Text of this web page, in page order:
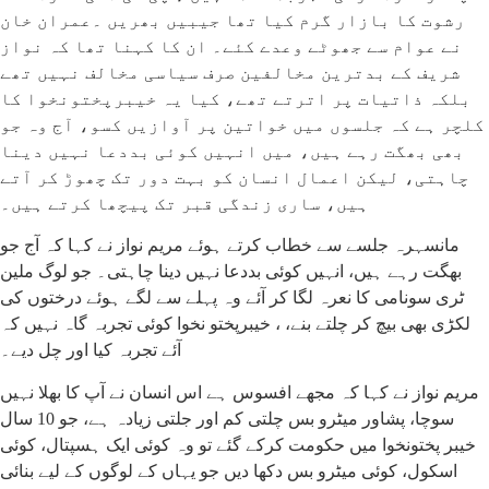
رشوت کا بازار گرم کیا تھا جیبیں بھریں ۔عمران خان
نے عوام سے جھوٹے وعدے کئے۔ ان کا کہنا تھا کہ نواز
شریف کے بدترین مخالفین صرف سیاسی مخالف نہیں تھے
بلکہ ذاتیات پر اترتے تھے، کیا یہ خیبرپختونخوا کا
کلچر ہے کہ جلسوں میں خواتین پر آوازیں کسو، آج وہ جو
بھی بھگت رہے ہیں، میں انہیں کوئی بددعا نہیں دینا
چاہتی، لیکن اعمال انسان کو بہت دور تک چھوڑ کر آتے
ہیں، ساری زندگی قبر تک پیچھا کرتے ہیں۔
مانسہرہ جلسے سے خطاب کرتے ہوئے مریم نواز نے کہا کہ آج جو
بھگت رہے ہیں، انہیں کوئی بددعا نہیں دینا چاہتی۔ جو لوگ ملین
ٹری سونامی کا نعرہ لگا کر آئے وہ پہلے سے لگے ہوئے درختوں کی
لکڑی بھی بیچ کر چلتے بنے، ، خیبرپختو نخوا کوئی تجربہ گاہ نہیں کہ
آئے تجربہ کیا اور چل دیے۔
مریم نواز نے کہا کہ مجھے افسوس ہے اس انسان نے آپ کا بھلا نہیں
سوچا، پشاور میٹرو بس چلتی کم اور جلتی زیادہ ہے، جو 10 سال
خیبر پختونخوا میں حکومت کرکے گئے تو وہ کوئی ایک ہسپتال، کوئی
اسکول، کوئی میٹرو بس دکھا دیں جو یہاں کے لوگوں کے لیے بنائی